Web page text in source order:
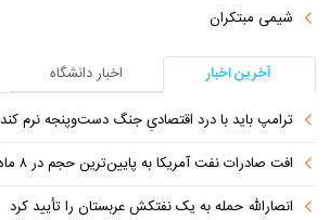
شیمی مبتکران
آخرین اخبار
اخبار دانشگاه
ترامپ باید با درد اقتصادیِ جنگ دست‌و‌پنجه نرم کند
افت صادرات نفت آمریکا به پایین‌ترین حجم در ۸ ماه اخیر
انصارالله حمله به یک نفتکش عربستان را تأیید کرد